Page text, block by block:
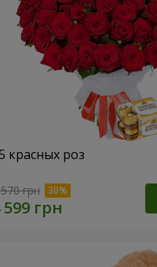
красных роз
грн